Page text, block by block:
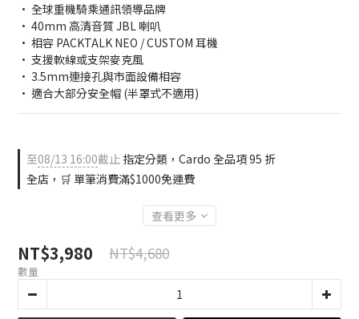
• 全球重機騎乘通訊領導品牌
• 40mm 高清音質 JBL 喇叭
• 相容 PACKTALK NEO / CUSTOM 耳機
• 支援軟線或支架麥克風
• 3.5mm連接孔與市面設備相容
• 適合大部分安全帽 (半罩式不適用)
至08/13 16:00截止 指定分類，Cardo 全品項 95 折
全店，🛒 單筆消費滿$1000免運費
查看更多
NT$3,980 NT$4,680
數量